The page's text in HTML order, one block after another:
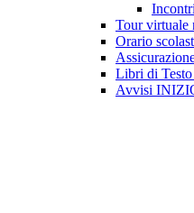
Tour virtuale
Orario
Libri di
Avvisi